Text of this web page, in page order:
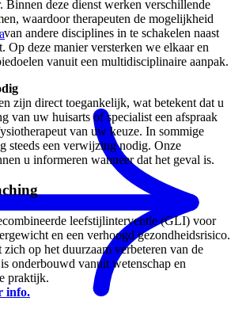
Binnen deze dienst werken verschillende
waardoor therapeuten de mogelijkheid
andere disciplines in te schakelen naast
Op deze manier versterken we elkaar en
vanuit een multidisciplinaire aanpak.
zijn direct toegankelijk, wat betekent dat u
van uw huisarts of specialist een afspraak
van uw keuze. In sommige
steeds een verwijzing nodig. Onze
u informeren wanneer dat het geval is.
leefstijlinterventie (GLI) voor
en een verhoogd gezondheidsrisico.
op het duurzaam verbeteren van de
onderbouwd vanuit wetenschap en
praktijk.
info.